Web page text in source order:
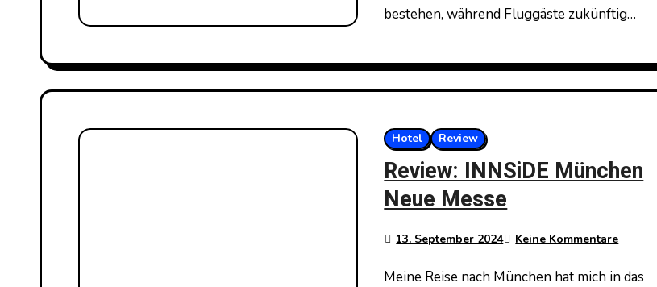
bestehen, während Fluggäste zukünftig…
Hotel Review
Review: INNSiDE München
Neue Messe
13. September 2024 Keine Kommentare
Meine Reise nach München hat mich in das